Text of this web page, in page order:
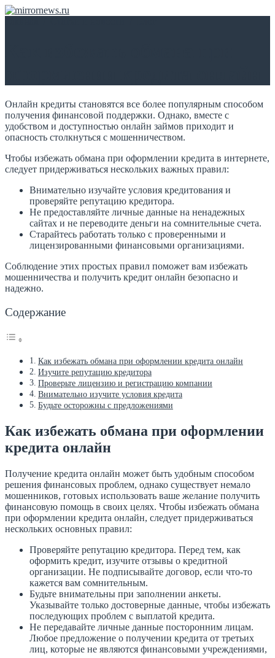
Онлайн кредиты становятся все более популярным способом
получения финансовой поддержки. Однако, вместе с
удобством и доступностью онлайн займов приходит и
опасность столкнуться с мошенничеством.
Чтобы избежать обмана при оформлении кредита в интернете,
следует придерживаться нескольких важных правил:
Внимательно изучайте условия кредитования и
проверяйте репутацию кредитора.
Не предоставляйте личные данные на ненадежных
сайтах и не переводите деньги на сомнительные счета.
Старайтесь работать только с проверенными и
лицензированными финансовыми организациями.
Соблюдение этих простых правил поможет вам избежать
мошенничества и получить кредит онлайн безопасно и
надежно.
Содержание
Как избежать обмана при оформлении кредита онлайн
Изучите репутацию кредитора
Проверьте лицензию и регистрацию компании
Внимательно изучите условия кредита
Будьте осторожны с предложениями
Как избежать обмана при оформлении
кредита онлайн
Получение кредита онлайн может быть удобным способом
решения финансовых проблем, однако существует немало
мошенников, готовых использовать ваше желание получить
финансовую помощь в своих целях. Чтобы избежать обмана
при оформлении кредита онлайн, следует придерживаться
нескольких основных правил:
Проверяйте репутацию кредитора. Перед тем, как
оформить кредит, изучите отзывы о кредитной
организации. Не подписывайте договор, если что-то
кажется вам сомнительным.
Будьте внимательны при заполнении анкеты.
Указывайте только достоверные данные, чтобы избежать
последующих проблем с выплатой кредита.
Не передавайте личные данные посторонним лицам.
Любое предложение о получении кредита от третьих
лиц, которые не являются финансовыми учреждениями,